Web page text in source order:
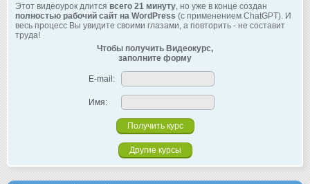
Этот видеоурок длится всего 21 минуту , но уже в конце создан
полностью рабочий сайт на WordPress (с применением ChatGPT). И
весь процесс Вы увидите своими глазами, а повторить - не составит
труда!
Чтобы получить Видеокурс,
заполните форму
E-mail:
Имя:
Другие курсы